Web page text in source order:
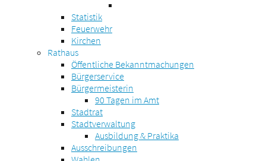
Statistik
Feuerwehr
Kirchen
Rathaus
Öffentliche Bekanntmachungen
Bürgerservice
Bürgermeisterin
90 Tagen im Amt
Stadtrat
Stadtverwaltung
Ausbildung & Praktika
Ausschreibungen